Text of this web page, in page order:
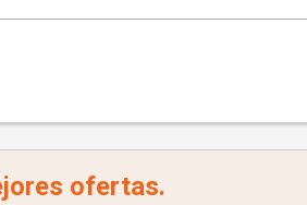
ofertas.